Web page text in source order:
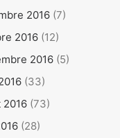
2016 (7)
2016 (12)
2016 (5)
(33)
(73)
(28)